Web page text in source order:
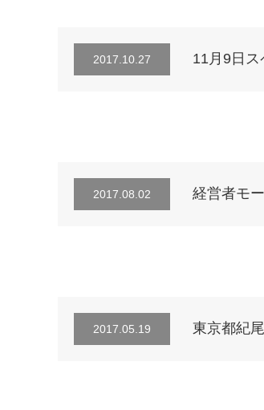
2017.10.27 11月9日
2017.08.02 経営者モ
2017.05.19 東京都紀